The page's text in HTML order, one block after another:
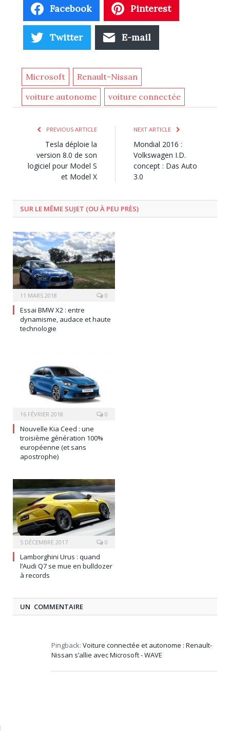
Facebook Pinterest
Twitter E-mail
Microsoft
Renault-Nissan
voiture autonome
voiture connectée
PREVIOUS ARTICLE
Tesla déploie la
version 8.0 de son
logiciel pour Model S
et Model X
NEXT ARTICLE
Mondial 2016 :
Volkswagen I.D.
concept : Das Auto
3.0
SUR LE MÊME SUJET (OU À PEU PRÈS)
11 MARS 2018 0
Essai BMW X2 : entre
dynamisme, audace et haute
technologie
16 FÉVRIER 2018 0
Nouvelle Kia Ceed : une
troisième génération 100%
européenne (et sans
apostrophe)
5 DÉCEMBRE 2017 0
Lamborghini Urus : quand
l’Audi Q7 se mue en bulldozer
à records
UN COMMENTAIRE
Pingback: Voiture connectée et autonome : Renault-
Nissan s’allie avec Microsoft - WAVE